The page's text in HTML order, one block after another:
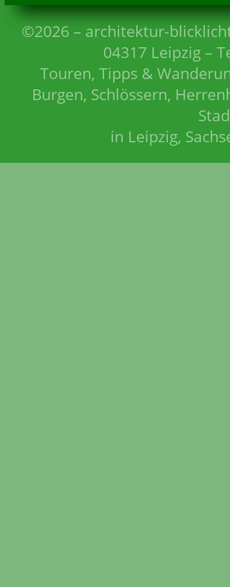
©2026 – architektur-
04317 Leipzig –
Touren, Tipps &
Burgen, Schlössern,
in Leipzig,